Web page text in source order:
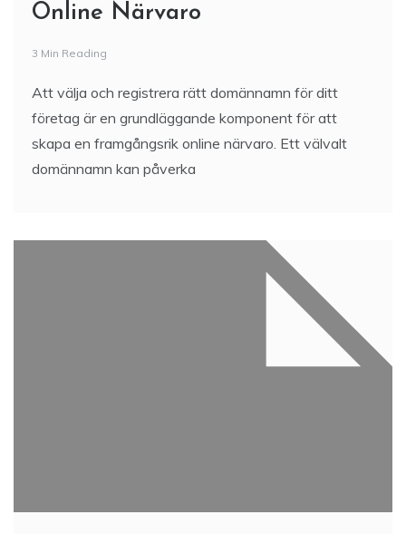
Online Närvaro
3 Min Reading
Att välja och registrera rätt domännamn för ditt
företag är en grundläggande komponent för att
skapa en framgångsrik online närvaro. Ett välvalt
domännamn kan påverka